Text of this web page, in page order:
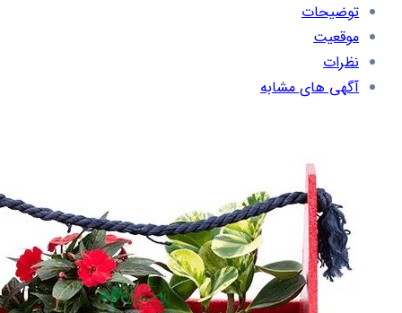
توضیحات
موقعیت
نظرات
آگهی های مشابه